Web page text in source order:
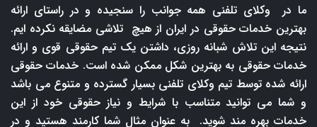
ما در وکلای تلفنی همه جوانب را سنجیده و در راستای ارائه
بهترین خدمات حقوقی در ایران از هیچ تلاشی مضایقه نکرده ایم.
نتیجه این تلاش شبانه روزی، داشتن یک تیم حقوقی قوی و ارائه
خدمات حقوقی به بهترین شکل ممکن شده است. خدمات حقوقی
ارائه شده توسط تیم وکلای تلفنی بسیار گسترده و متنوع می باشد
و شما می توانید متناسب با شرایط و نیاز حقوقی خود از این
خدمات بهره مند شوید. به عنوان مثال شما کارمند هستید و در